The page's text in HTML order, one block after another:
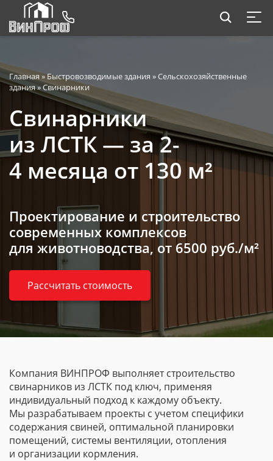
Главная»Быстровозводимые здания »Сельскохозяйственные
здания»Свинарники
Свинарники
из ЛСТК — за 2-
4 месяца от 130 м²
Проектирование и строительство
современных комплексов
для животноводства, от 6500 руб./м²
Рассчитать стоимость
Компания ВИНПРОФ выполняет строительство
свинарников из ЛСТК под ключ, применяя
индивидуальный подход к каждому объекту.
Мы разрабатываем проекты с учетом специфики
содержания свиней, оптимальной планировки
помещений, системы вентиляции, отопления
и организации кормления.